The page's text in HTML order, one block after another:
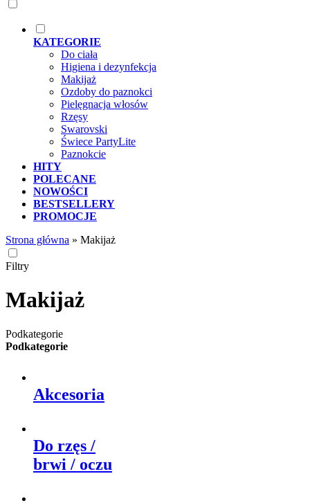
KATEGORIE
Do ciała
Higiena i dezynfekcja
Makijaż
Ozdoby do paznokci
Pielęgnacja włosów
Rzęsy
Swarovski
Świece PartyLite
Paznokcie
HITY
POLECANE
NOWOŚCI
BESTSELLERY
PROMOCJE
Strona główna » Makijaż
Filtry
Makijaż
Podkategorie
Podkategorie
Akcesoria
Do rzęs /
brwi / oczu